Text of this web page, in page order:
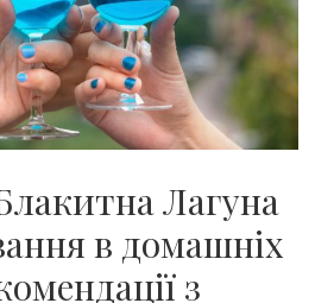
Лагуна
в домашніх
з